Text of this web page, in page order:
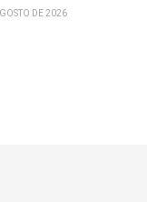
DE 2026